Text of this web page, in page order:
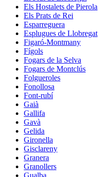
Els Hostalets de Pierola
Els Prats de Rei
Esparreguera
Esplugues de Llobregat
Figaró-Montmany
Fígols
Fogars de la Selva
Fogars de Montclús
Folgueroles
Fonollosa
Font-rubí
Gaià
Gallifa
Gavà
Gelida
Gironella
Gisclareny
Granera
Granollers
Gualba